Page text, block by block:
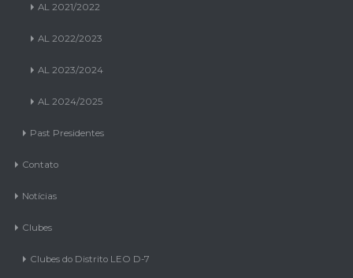
AL 2021/2022
AL 2022/2023
AL 2023/2024
AL 2024/2025
Past Presidentes
Contato
Notícias
Clubes
Clubes do Distrito LEO D-7